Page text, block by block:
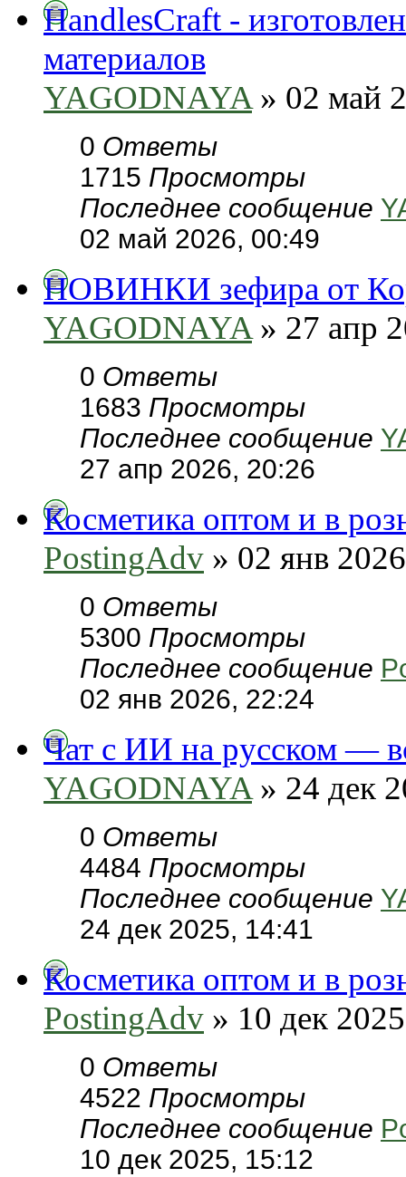
HandlesCraft -
материалов
YAGODNAYA» 02 май
0 Ответы
1715 Просмотры
Последнее сообщение
02 май 2026, 00:49
НОВИНКИ зефира от
YAGODNAYA» 27 апр
0 Ответы
1683 Просмотры
Последнее сообщение
27 апр 2026, 20:26
Косметика оптом и в
PostingAdv » 02 янв
0 Ответы
5300 Просмотры
Последнее сообщение
02 янв 2026, 22:24
Чат с ИИ на русском —
YAGODNAYA» 24 дек
0 Ответы
4484 Просмотры
Последнее сообщение
24 дек 2025, 14:41
Косметика оптом и в
PostingAdv » 10 дек
0 Ответы
4522 Просмотры
Последнее сообщение
10 дек 2025, 15:12